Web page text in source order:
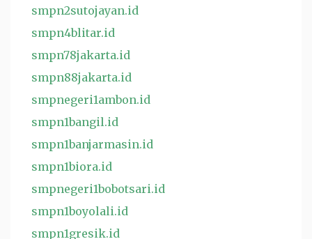
smpn2sutojayan.id
smpn4blitar.id
smpn78jakarta.id
smpn88jakarta.id
smpnegeri1ambon.id
smpn1bangil.id
smpn1banjarmasin.id
smpn1biora.id
smpnegeri1bobotsari.id
smpn1boyolali.id
smpn1gresik.id